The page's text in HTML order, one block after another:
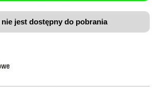
nie jest dostępny do pobrania